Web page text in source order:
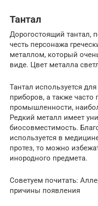
Тантал
Дорогостоящий тантал,
честь персонажа
металлом, который
виде. Цвет металла
Тантал используется
приборов, а также часто
промышленности,
Редкий металл имеет
биосовместимость.
используется в
протез, то можно
инородного предмета.
Советуем почитать:
причины появления